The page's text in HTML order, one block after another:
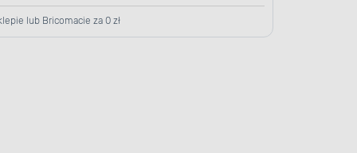
lub Bricomacie za 0 zł